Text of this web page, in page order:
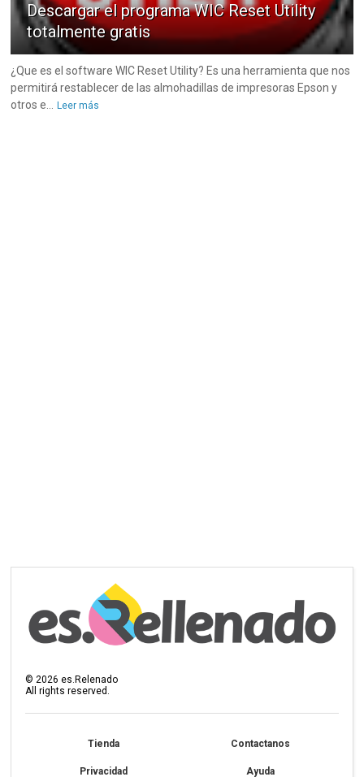
Descargar el programa WIC Reset Utility
totalmente gratis
¿Que es el software WIC Reset Utility? Es una herramienta que nos
permitirá restablecer de las almohadillas de impresoras Epson y
otros e...
Leer más
©2026 es.Relenado
All rights reserved.
Tienda Contactanos
Privacidad Ayuda